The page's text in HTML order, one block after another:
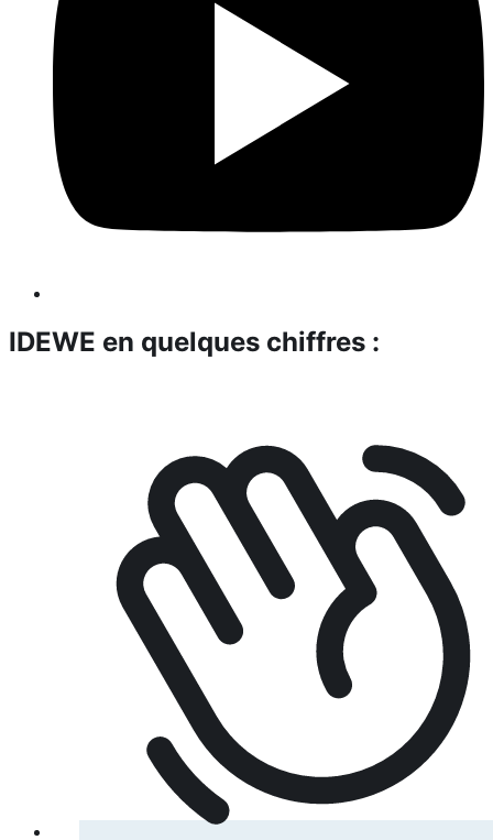
IDEWE en quelques chiffres :